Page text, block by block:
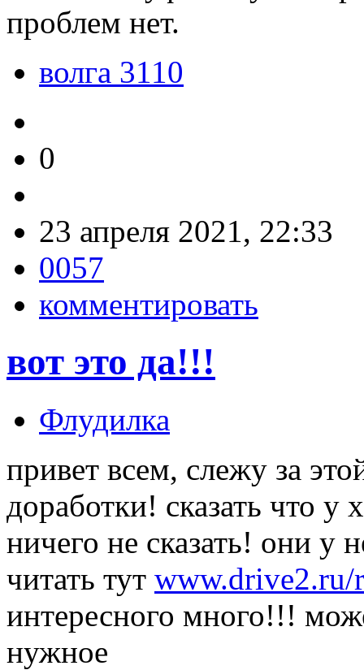
проблем нет.
волга 3110
0
23 апреля 2021, 22:33
0057
комментировать
вот это да!!!
Флудилка
привет всем, слежу за
доработки! сказать что у
ничего не сказать! они у
читать тут www.drive2.ru/
интересного много!!!
нужное